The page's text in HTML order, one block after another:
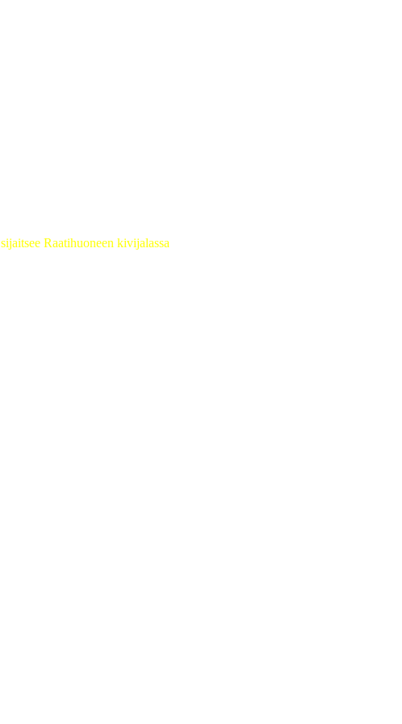
sijaitsee Raatihuoneen kivijalassa